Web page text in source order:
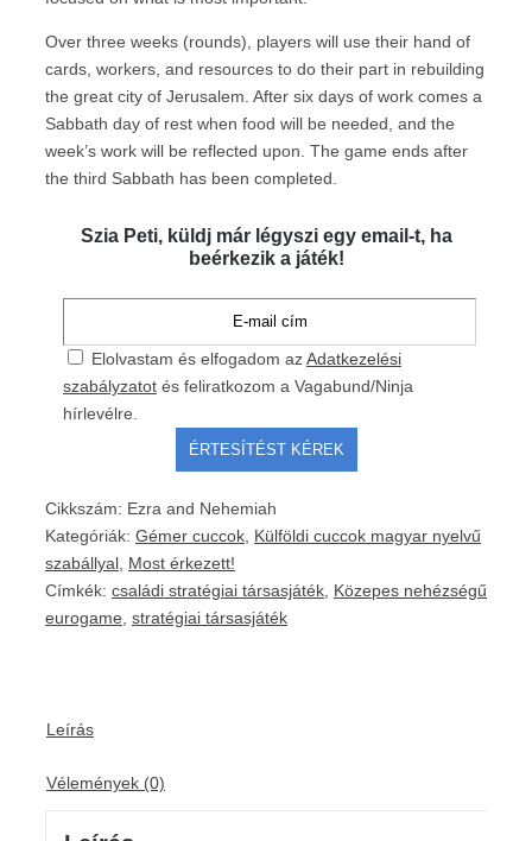
Over three weeks (rounds), players will use their hand of
cards, workers, and resources to do their part in rebuilding
the great city of Jerusalem. After six days of work comes a
Sabbath day of rest when food will be needed, and the
week’s work will be reflected upon. The game ends after
the third Sabbath has been completed.
Szia Peti, küldj már légyszi egy email-t, ha
beérkezik a játék!
Elolvastam és elfogadom azAdatkezelési
szabályzatot és feliratkozom a Vagabund/Ninja
hírlevélre.
Cikkszám: Ezra and Nehemiah
Kategóriák: Gémer cuccok Külföldi cuccok magyar nyelvű
szabállyal Most érkezett!
Címkék: családi stratégiai társasjáték Közepes nehézségű
eurogame stratégiai társasjáték
Leírás
Vélemények (0)